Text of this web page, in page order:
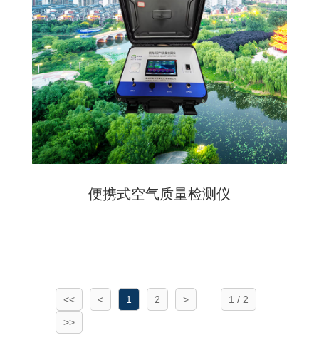
便携式空气质量检测仪
1 / 2
<< < 1 2
>
>>